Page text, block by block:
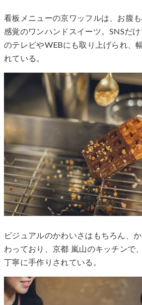
看板メニューの京ワッフルは、お腹
感覚のワンハンドスイーツ。SNSだ
のテレビやWEBにも取り上げられ、
れている。
ビジュアルのかわいさはもちろん、
わっており、京都 嵐山のキッチンで
丁寧に手作りされている。